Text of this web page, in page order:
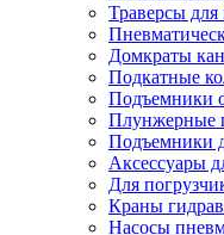
Траверсы
Домкраты
Подкатные
Подъемники
Плунжерные
Подъемники
Аксессуары
Для
Краны
Насосы